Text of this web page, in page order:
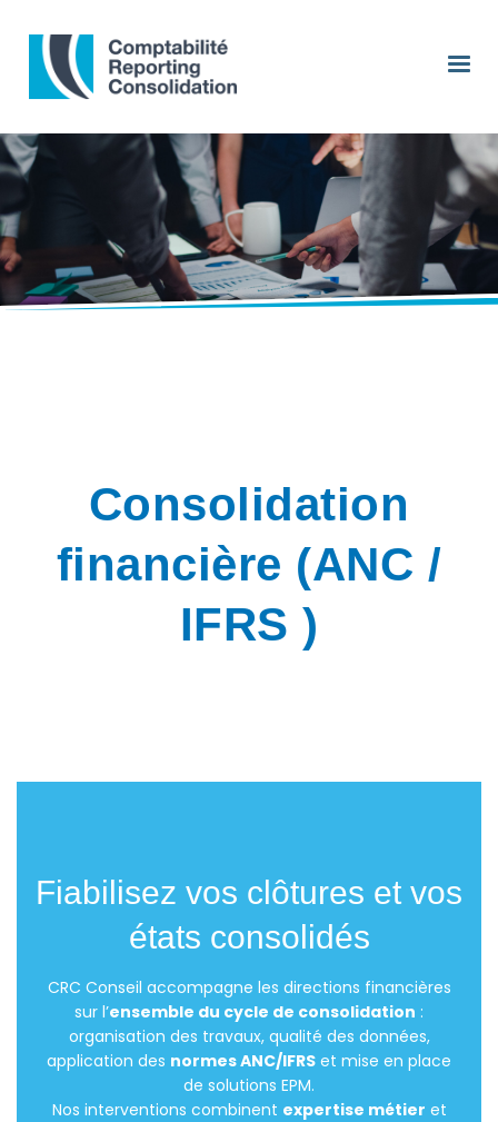
Consolidation
financière (ANC /
IFRS )
Fiabilisez vos clôtures et vos
états consolidés
CRC Conseil accompagne les directions financières
sur l’ensemble du cycle de consolidation :
organisation des travaux, qualité des données,
application des normes ANC/IFRS et mise en place
de solutions EPM.
Nos interventions combinent expertise métier et